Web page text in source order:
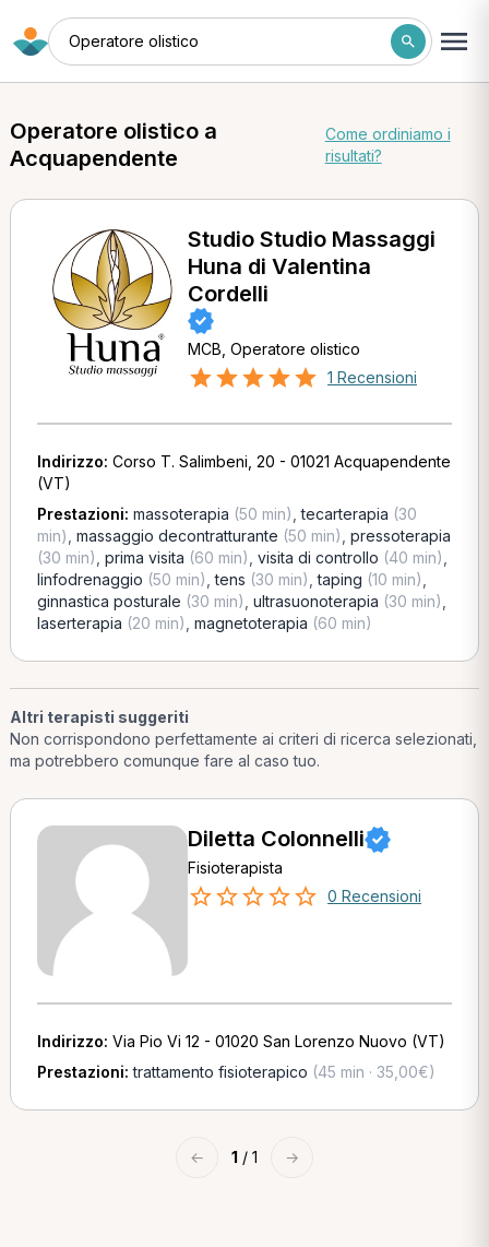
Operatore olistico
Operatore olistico a
Acquapendente
Come ordiniamo i
risultati?
Studio Studio Massaggi
Huna di Valentina
Cordelli
MCB, Operatore olistico
1 Recensioni
Indirizzo: Corso T. Salimbeni, 20 - 01021 Acquapendente
(VT)
Prestazioni: massoterapia (50 min) ,tecarterapia (30
min) massaggio decontratturante (50 min) pressoterapia
(30 min) prima visita (60 min) visita di controllo (40 min)
linfodrenaggio (50 min) ,tens (30 min) ,taping (10 min)
ginnastica posturale (30 min) ultrasuonoterapia (30 min)
laserterapia (20 min) magnetoterapia (60 min)
Altri terapisti suggeriti
Non corrispondono perfettamente ai criteri di ricerca selezionati,
ma potrebbero comunque fare al caso tuo.
Diletta Colonnelli
Fisioterapista
0 Recensioni
Indirizzo: Via Pio Vi 12 - 01020 San Lorenzo Nuovo (VT)
Prestazioni:trattamento fisioterapico (45 min · 35,00€)
← 1 / 1 →